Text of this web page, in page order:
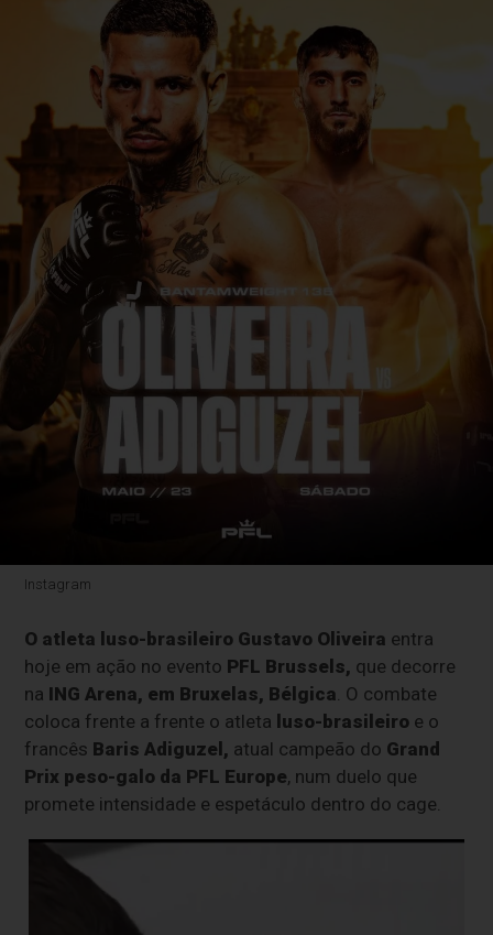
Instagram
O atleta luso-brasileiro Gustavo Oliveira entra
hoje em ação no evento PFL Brussels, que decorre
na ING Arena, em Bruxelas, Bélgica. O combate
coloca frente a frente o atleta luso-brasileiro e o
francês Baris Adiguzel, atual campeão do Grand
Prix peso-galo da PFL Europe, num duelo que
promete intensidade e espetáculo dentro do cage.